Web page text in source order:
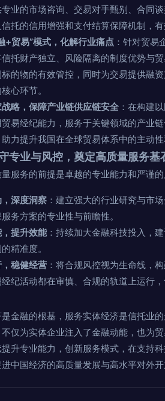
业的市场咨询、交易对手甄别、合同
托的信用增强和支付结算保障机制，
+贸易”模式，化解行业痛点 ：针对贸易
托财产独立、风险隔离的制度优势与
的物的有效管控，同时为交易提供融
心环节。
略，保障产业链供应链安全 ：在构建
易经纪能力，服务于关键领域的产业
力提升我国在全球贸易体系中的主动性
专业与风控，奠定高质量服务基
服务的前提是卓越的专业能力和严谨
深度洞察 ：建立强大的行业研究与市
务方案的专业性与前瞻性。
提升效能 ：持续加大金融科技投入，
精准度。
稳健经营 ：将合规风控视为生命线，
纪活动都在审慎、合规的轨道上运行
金融的根基，服务实体经济是信托业
仅为实体企业注入了金融动能，也为
升专业能力，创新服务模式，在支持
中国经济的高质量发展与高水平对外开